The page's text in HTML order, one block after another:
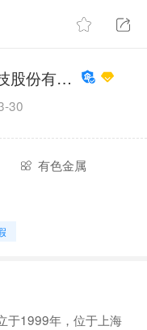
上海有色网信息科技股份有限公司
30
有色金属
于1999年，位于上海